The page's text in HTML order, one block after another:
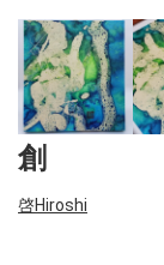
創
啓Hiroshi